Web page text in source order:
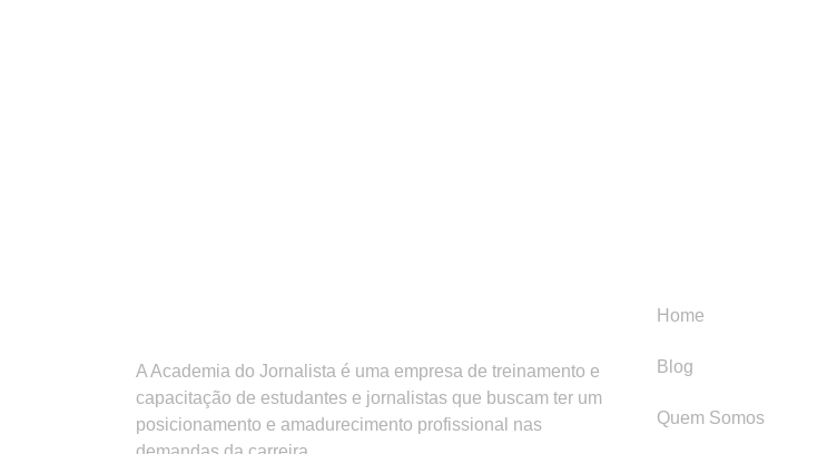
A Academia do Jornalista é uma empresa de treinamento e
capacitação de estudantes e jornalistas que buscam ter um
posicionamento e amadurecimento profissional nas
Home
Blog
Quem Somos